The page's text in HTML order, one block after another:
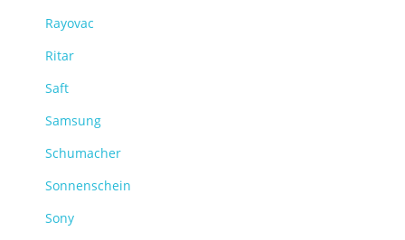
Rayovac
Ritar
Saft
Samsung
Schumacher
Sonnenschein
Sony